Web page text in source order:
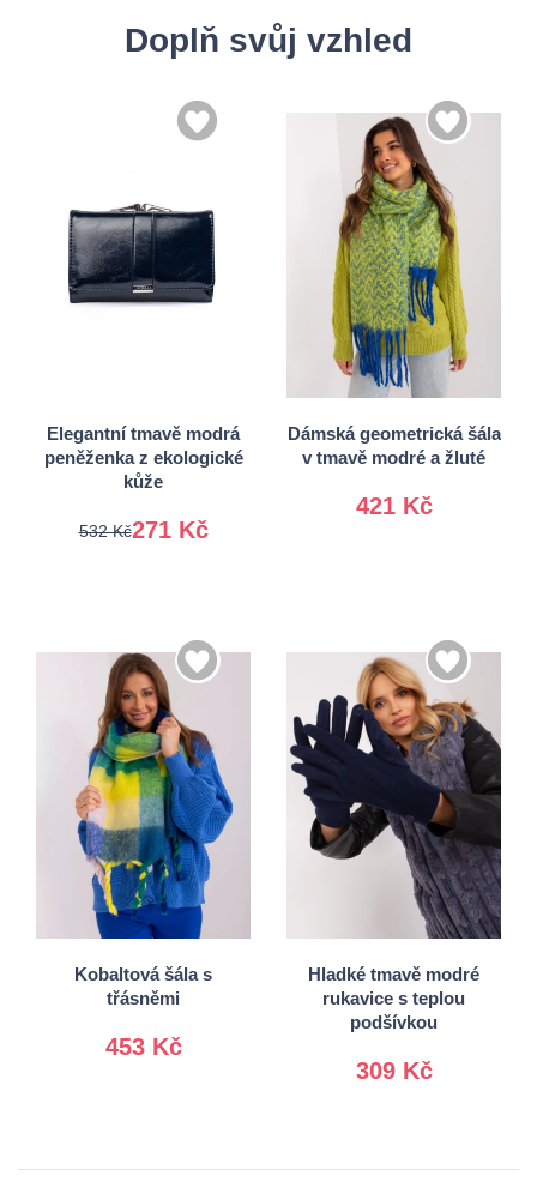
Doplň svůj vzhled
Elegantní tmavě modrá
peněženka z ekologické
kůže
271 Kč
532 Kč
Univerzální
Dámská geometrická šála
v tmavě modré a žluté
421 Kč
Univerzální
Kobaltová šála s
třásněmi
453 Kč
Univerzální
Hladké tmavě modré
rukavice s teplou
podšívkou
309 Kč